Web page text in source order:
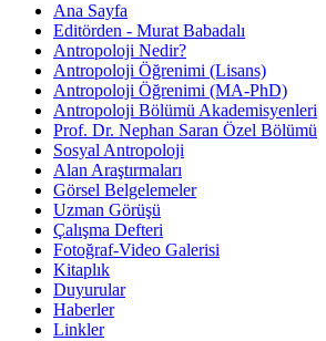
Ana Sayfa
Editörden - Murat Babadalı
Antropoloji Nedir?
Antropoloji Öğrenimi (Lisans)
Antropoloji Öğrenimi (MA-PhD)
Antropoloji Bölümü Akademisyenleri
Prof. Dr. Nephan Saran Özel Bölümü
Sosyal Antropoloji
Alan Araştırmaları
Görsel Belgelemeler
Uzman Görüşü
Çalışma Defteri
Fotoğraf-Video Galerisi
Kitaplık
Duyurular
Haberler
Linkler